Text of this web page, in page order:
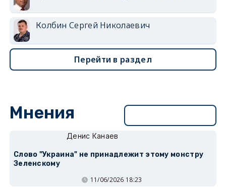
Колбин Сергей Николаевич
Перейти в раздел
Мнения
Денис Канаев
Слово "Украина" не принадлежит этому монстру
Зеленскому
11/06/2026 18:23